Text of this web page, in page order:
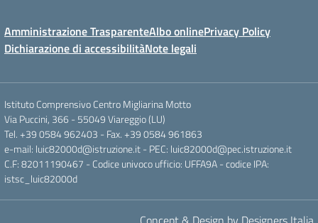
Amministrazione TrasparenteAlbo onlinePrivacy Policy
Dichiarazione di accessibilitàNote legali
Istituto Comprensivo Centro Migliarina Motto
Via Puccini, 366 - 55049 Viareggio (LU)
Tel. +39 0584 962403 - Fax. +39 0584 961863
e-mail: luic82000d@istruzione.it - PEC: luic82000d@pec.istruzione.it
C.F: 82011190467 - Codice univoco ufficio: UFFA9A - codice IPA:
istsc_luic82000d